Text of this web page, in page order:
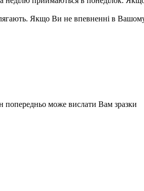
Якщо Ви не впевненні в
попередньо може вислати Вам зразки